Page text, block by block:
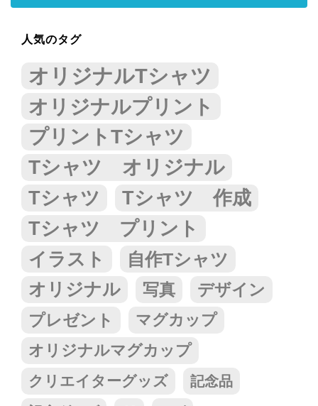
人気のタグ
オリジナルTシャツ
オリジナルプリント
プリントTシャツ
Tシャツ オリジナル
Tシャツ
Tシャツ 作成
Tシャツ プリント
イラスト 自作Tシャツ
オリジナル 写真
デザイン
プレゼント
マグカップ
オリジナルマグカップ
クリエイターグッズ
記念品